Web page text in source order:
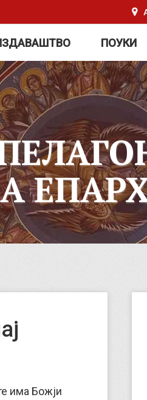
ПОУКИ
има Божји